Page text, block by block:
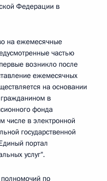
Федерации в
на ежемесячные
частью
возникло после
ежемесячных
на основании
в
фонда
числе в электронной
государственной
портал
услуг".
по